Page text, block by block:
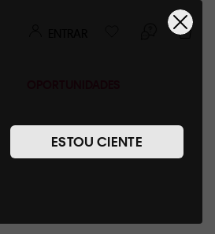
ESTOU CIENTE